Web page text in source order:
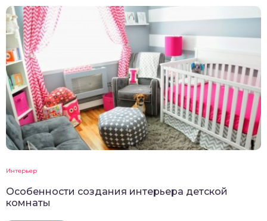
Интерьер
Особенности создания интерьера детской
комнаты